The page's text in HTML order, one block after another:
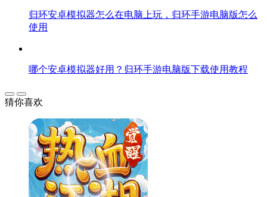
归环安卓模拟器怎么在电脑上玩，归环手游电脑版怎么
使用
哪个安卓模拟器好用？归环手游电脑版下载使用教程
猜你喜欢